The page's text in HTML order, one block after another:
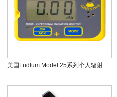
美国Ludlum Model 25系列个人辐射监测仪